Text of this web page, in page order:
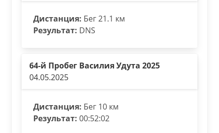
Дистанция: Бег 21.1 км
Результат: DNS
64-й Пробег Василия Удута 2025
04.05.2025
Дистанция: Бег 10 км
Результат: 00:52:02